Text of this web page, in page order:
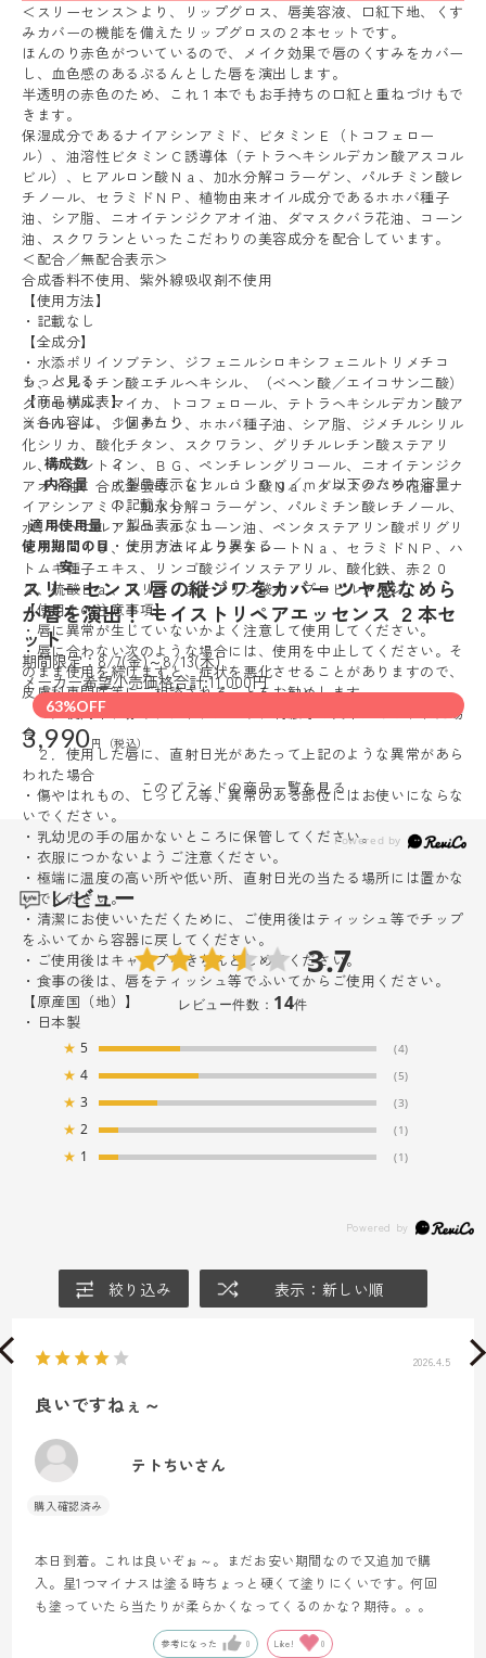
スリーセンス 唇の縦ジワをカバー ツヤ感なめら
か唇を演出！ モイストリペアエッセンス ２本セ
ット
期間限定：8/7(金)～8/13(木)
メーカー希望小売価格合計:11,000円
63%OFF
3,990
このブランドの商品一覧を見る
＜スリーセンス＞より、リップグロス、唇美容液、口紅下地、くす
みカバーの機能を備えたリップグロスの２本セットです。
ほんのり赤色がついているので、メイク効果で唇のくすみをカバー
し、血色感のあるぷるんとした唇を演出します。
半透明の赤色のため、これ１本でもお手持ちの口紅と重ねづけもで
きます。
保湿成分であるナイアシンアミド、ビタミンＥ（トコフェロー
ル）、油溶性ビタミンＣ誘導体（テトラへキシルデカン酸アスコル
ビル）、ヒアルロン酸Ｎａ、加水分解コラーゲン、パルチミン酸レ
チノール、セラミドＮＰ、植物由来オイル成分であるホホバ種子
油、シア脂、ニオイテンジクアオイ油、ダマスクバラ花油、コーン
油、スクワランといったこだわりの美容成分を配合しています。
＜配合／無配合表示＞
合成香料不使用、紫外線吸収剤不使用
【使用方法】
・記載なし
【全成分】
・水添ポリイソブテン、ジフェニルシロキシフェニルトリメチコ
ン、パルミチン酸エチルヘキシル、（ベヘン酸／エイコサン二酸）
グリセリル、マイカ、トコフェロール、テトラヘキシルデカン酸ア
スコルビル、ジメチコン、ホホバ種子油、シア脂、ジメチルシリル
化シリカ、酸化チタン、スクワラン、グリチルレチン酸ステアリ
ル、アラントイン、ＢＧ、ペンチレングリコール、ニオイテンジク
アオイ油、合成金雲母、ヒアルロン酸Ｎａ、ダマスクバラ花油、ナ
イアシンアミド、加水分解コラーゲン、パルミチン酸レチノール、
水、ベヘニルアルコール、コーン油、ペンタステアリン酸ポリグリ
セリル－１０、ステアロイルラクチレートＮａ、セラミドＮＰ、ハ
トムギ種子エキス、リンゴ酸ジイソステアリル、酸化鉄、赤２０
２、硫酸Ｂａ、トリイソステアリン酸イソプロピルチタン
【使用上の注意事項】
・唇に異常が生じていないかよく注意して使用してください。
・唇に合わない次のような場合には、使用を中止してください。そ
のまま使用を続けますと、症状を悪化させることがありますので、
皮膚科専門医等にご相談されることをお勧めします。
１．使用中、赤み、はれ、かゆみ、刺激等の異常があらわれた場
合
２．使用した唇に、直射日光があたって上記のような異常があら
われた場合
・傷やはれもの、しっしん等、異常のある部位にはお使いにならな
いでください。
・乳幼児の手の届かないところに保管してください。
・衣服につかないようご注意ください。
・極端に温度の高い所や低い所、直射日光の当たる場所には置かな
いでください。
・清潔にお使いいただくために、ご使用後はティッシュ等でチップ
をふいてから容器に戻してください。
・ご使用後はキャップをきちんとしめてください。
・食事の後は、唇をティッシュ等でふいてからご使用ください。
【原産国（地）】
・日本製
もっと見る
【商品構成表】
※各内容は、１個あたり
構成数
２
内容量
・製品表示なし ：１０ｇ／ｍｌ以下のため内容量
の記載なし
適用使用量 ・製品表示なし
使用期間の目
安
・使用方法により異なる
レビュー
3.7
レビュー件数： 14件
★ 5 (4)
★ 4 (5)
★ 3 (3)
★ 2 (1)
★ 1 (1)
絞り込み 表示：新しい順
2026.4.5
良いですねぇ～
テトちいさん
本日到着。これは良いぞぉ～。まだお安い期間なので又追加で購
入。星1つマイナスは塗る時ちょっと硬くて塗りにくいです。何回
も塗っていたら当たりが柔らかくなってくるのかな？期待。。。
参考になった 0 Like! 0